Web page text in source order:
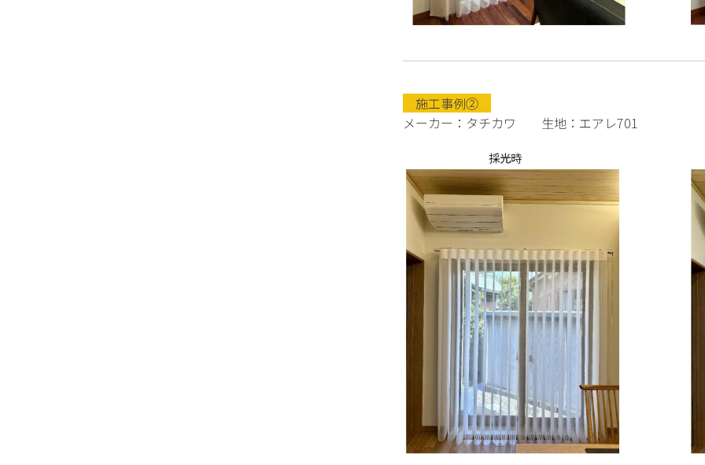
施工事例②
メーカー：タチカワ 生地：エアレ701